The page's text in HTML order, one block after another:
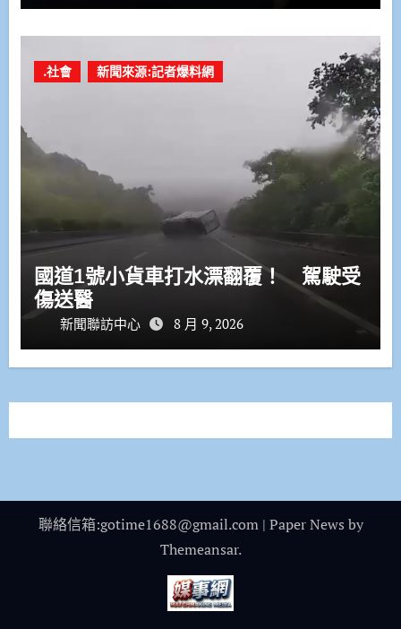
.社會 新聞來源:記者爆料網
國道1號小貨車打水漂翻覆！ 駕駛受
傷送醫
新聞聯訪中心 8 月 9, 2026
聯絡信箱:gotime1688@gmail.com | Paper News by
Themeansar.